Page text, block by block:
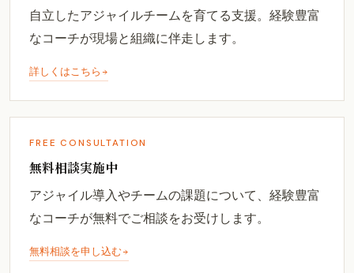
自立したアジャイルチームを育てる支援。経験豊富
なコーチが現場と組織に伴走します。
詳しくはこちら
FREE CONSULTATION
無料相談実施中
アジャイル導入やチームの課題について、経験豊富
なコーチが無料でご相談をお受けします。
無料相談を申し込む